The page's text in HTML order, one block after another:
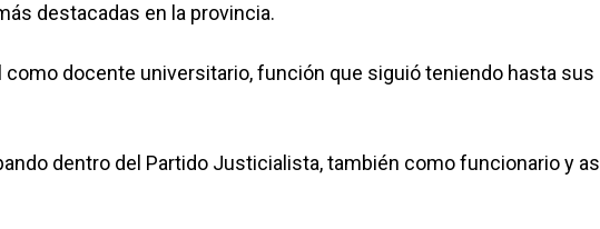
destacadas en la provincia.
docente universitario, función que siguió teniendo hasta sus
dentro del Partido Justicialista, también como funcionario y